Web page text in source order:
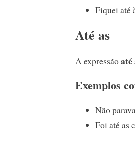
Fiquei até
Até as
A expressãoaté
Exemplos
Não
Foi até as